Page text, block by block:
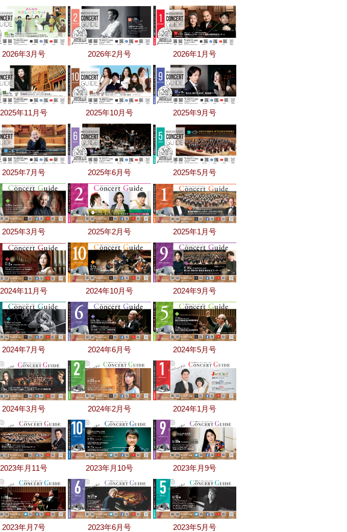
2026年3月号 2026年2月号 2026年1月号
2025年11月号 2025年10月号 2025年9月号
2025年7月号 2025年6月号 2025年5月号
2025年3月号 2025年2月号 2025年1月号
2024年11月号 2024年10月号 2024年9月号
2024年7月号 2024年6月号 2024年5月号
2024年3月号 2024年2月号 2024年1月号
2023年月11号 2023年月10号 2023年月9号
2023年月7号 2023年6月号 2023年5月号